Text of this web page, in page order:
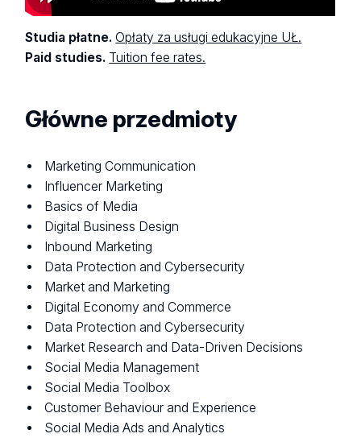
Studia płatne. Opłaty za usługi edukacyjne UŁ.
Paid studies. Tuition fee rates.
Główne przedmioty
Marketing Communication
Influencer Marketing
Basics of Media
Digital Business Design
Inbound Marketing
Data Protection and Cybersecurity
Market and Marketing
Digital Economy and Commerce
Data Protection and Cybersecurity
Market Research and Data-Driven Decisions
Social Media Management
Social Media Toolbox
Customer Behaviour and Experience
Social Media Ads and Analytics